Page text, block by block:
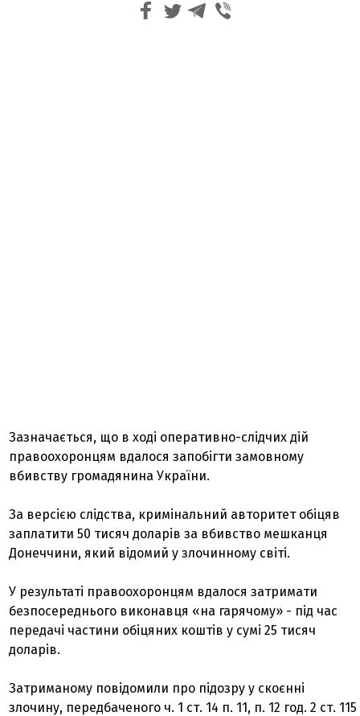
Зазначається, що в ході оперативно-слідчих дій
правоохоронцям вдалося запобігти замовному
вбивству громадянина України.
За версією слідства, кримінальний авторитет обіцяв
заплатити 50 тисяч доларів за вбивство мешканця
Донеччини, який відомий у злочинному світі.
У результаті правоохоронцям вдалося затримати
безпосереднього виконавця «на гарячому» - під час
передачі частини обіцяних коштів у сумі 25 тисяч
доларів.
Затриманому повідомили про підозру у скоєнні
злочину, передбаченого ч. 1 ст. 14 п. 11, п. 12 год. 2 ст. 115